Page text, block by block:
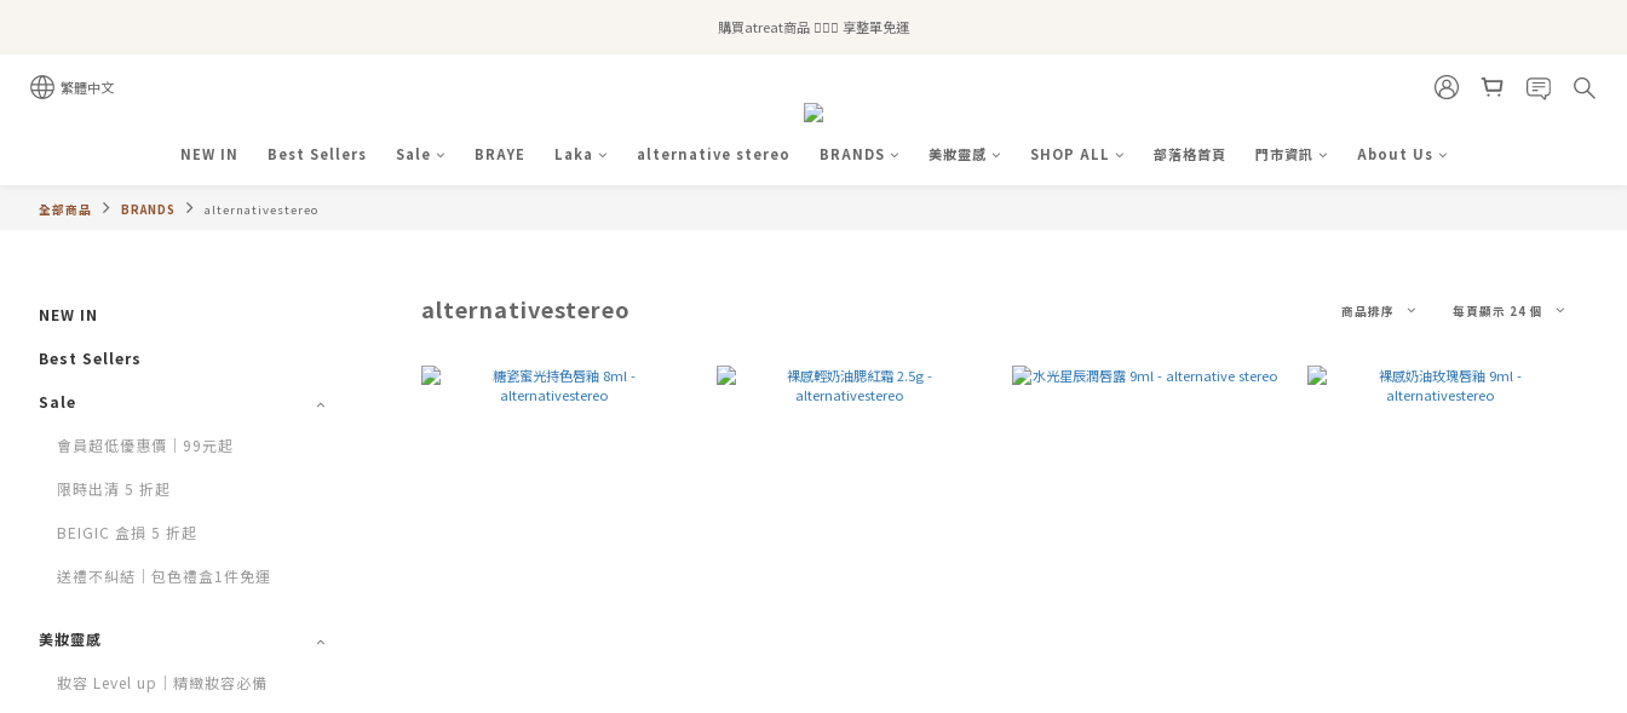
全站滿$2,500免運｜6/30前 含新品滿$1,300超取免運
購買atreat商品 💆🏻‍♀️ 享整單免運
繁體中文
NEW IN Best Sellers Sale BRAYE Laka alternative stereo BRANDS 美妝靈感 SHOP ALL 部落格首頁 門市資訊 About Us
全部商品 BRANDS alternativestereo
NEW IN
Best Sellers
Sale
會員超低優惠價｜99元起
限時出清 5 折起
BEIGIC 盒損 5 折起
送禮不糾結｜包色禮盒1件免運
美妝靈感
妝容 Level up｜精緻妝容必備
alternativestereo 商品排序 每頁顯示 24 個